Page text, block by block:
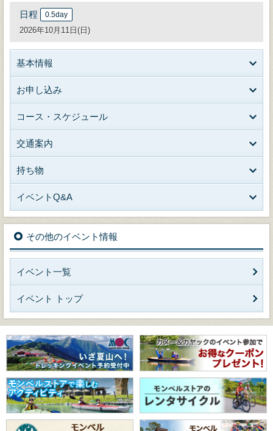
日程 0.5day
2026年10月11日(日)
基本情報
お申し込み
コース・スケジュール
交通案内
持ち物
イベントQ&A
その他のイベント情報
イベント一覧
イベント トップ